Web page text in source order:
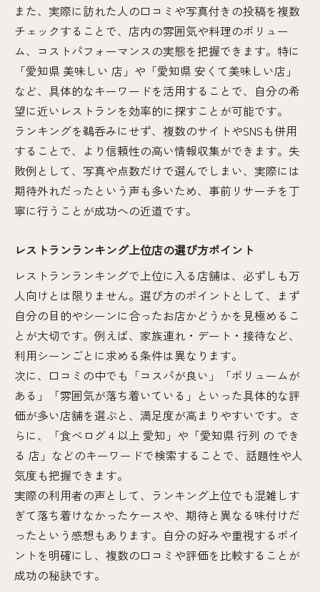
また、実際に訪れた人の口コミや写真付きの投稿を複数
チェックすることで、店内の雰囲気や料理のボリュー
ム、コストパフォーマンスの実態を把握できます。特に
「愛知県 美味しい 店」や「愛知県 安くて美味しい店」
など、具体的なキーワードを活用することで、自分の希
望に近いレストランを効率的に探すことが可能です。
ランキングを鵜呑みにせず、複数のサイトやSNSも併用
することで、より信頼性の高い情報収集ができます。失
敗例として、写真や点数だけで選んでしまい、実際には
期待外れだったという声も多いため、事前リサーチを丁
寧に行うことが成功への近道です。
レストランランキング上位店の選び方ポイント
レストランランキングで上位に入る店舗は、必ずしも万
人向けとは限りません。選び方のポイントとして、まず
自分の目的やシーンに合ったお店かどうかを見極めるこ
とが大切です。例えば、家族連れ・デート・接待など、
利用シーンごとに求める条件は異なります。
次に、口コミの中でも「コスパが良い」「ボリュームが
ある」「雰囲気が落ち着いている」といった具体的な評
価が多い店舗を選ぶと、満足度が高まりやすいです。さ
らに、「食べログ 4 以上 愛知」や「愛知県 行列 の でき
る 店」などのキーワードで検索することで、話題性や人
気度も把握できます。
実際の利用者の声として、ランキング上位でも混雑しす
ぎて落ち着けなかったケースや、期待と異なる味付けだ
ったという感想もあります。自分の好みや重視するポイ
ントを明確にし、複数の口コミや評価を比較することが
成功の秘訣です。